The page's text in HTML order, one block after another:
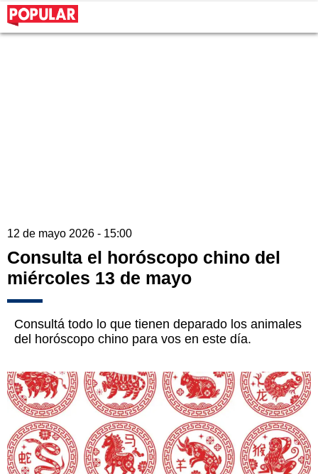
12 de mayo 2026 - 15:00
Consulta el horóscopo chino del
miércoles 13 de mayo
Consultá todo lo que tienen deparado los animales
del horóscopo chino para vos en este día.